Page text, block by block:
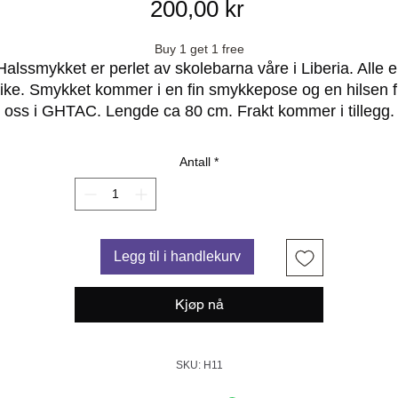
200,00 krPris
Buy 1 get 1 free
er perlet av skolebarna våre i Liberia. Alle
Smykket kommer i en fin smykkepose og en hilsen
oss i GHTAC. Lengde ca 80 cm. Frakt kommer i tillegg.
Antall *
Legg til i handlekurv
Kjøp nå
SKU: H11